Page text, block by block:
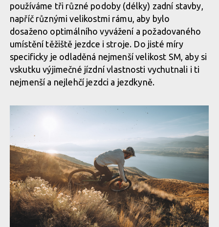
používáme tři různé podoby (délky) zadní stavby,
napříč různými velikostmi rámu, aby bylo
dosaženo optimálního vyvážení a požadovaného
umístění těžiště jezdce i stroje. Do jisté míry
specificky je odladěná nejmenší velikost SM, aby si
vskutku výjimečné jízdní vlastnosti vychutnali i ti
nejmenší a nejlehčí jezdci a jezdkyně.